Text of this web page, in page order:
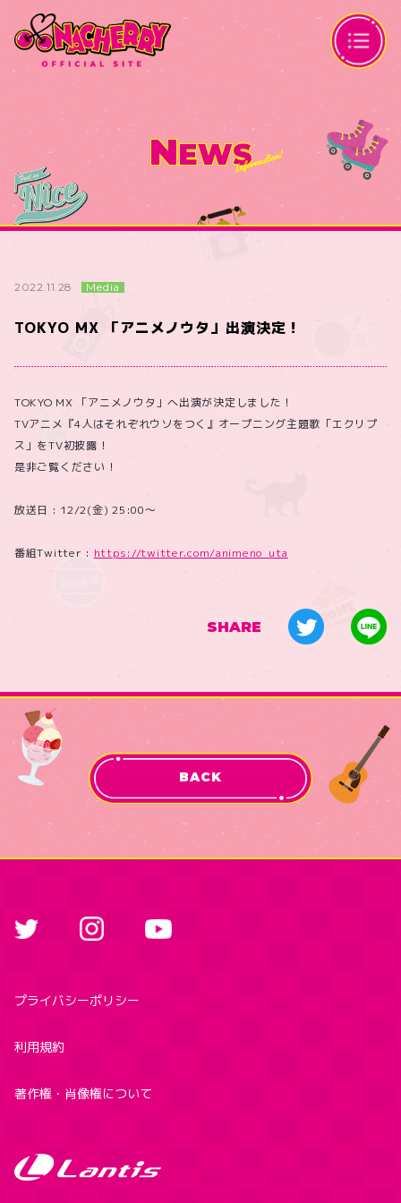
NEWS
2022.11.28 Media
TOKYO MX 「アニメノウタ」出演決定！
TOKYO MX 「アニメノウタ」へ出演が決定しました！
TVアニメ『4人はそれぞれウソをつく』オープニング主題歌「エクリプ
ス」をTV初披露！
是非ご覧ください！
放送日 : 12/2(金) 25:00〜
番組Twitter : https://twitter.com/animeno_uta
SHARE
BACK
プライバシーポリシー
利用規約
著作権・肖像権について